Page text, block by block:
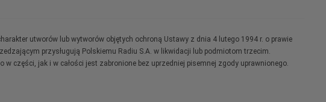
utworów lub wytworów objętych ochroną Ustawy z dnia 4 lutego 1994 r. o prawie
przysługują Polskiemu Radiu S.A. w likwidacji lub podmiotom trzecim.
części, jak i w całości jest zabronione bez uprzedniej pisemnej zgody uprawnionego.